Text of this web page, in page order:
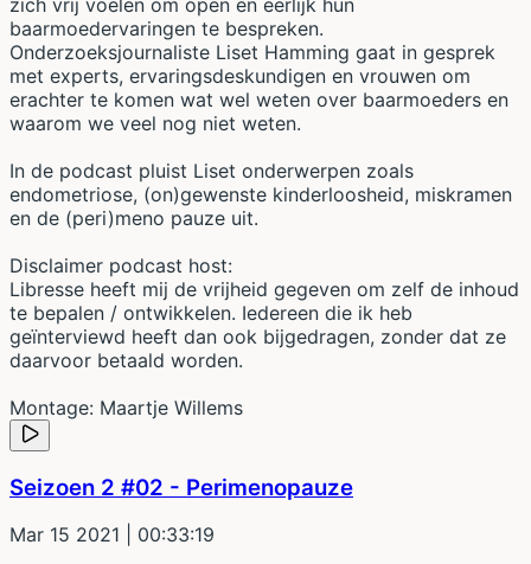
baarmoedervaringen te bespreken.
Onderzoeksjournaliste Liset Hamming gaat in gesprek
met experts, ervaringsdeskundigen en vrouwen om
erachter te komen wat wel weten over baarmoeders en
waarom we veel nog niet weten.
In de podcast pluist Liset onderwerpen zoals
endometriose, (on)gewenste kinderloosheid, miskramen
en de (peri)meno pauze uit.
Disclaimer podcast host:
Libresse heeft mij de vrijheid gegeven om zelf de inhoud
te bepalen / ontwikkelen. Iedereen die ik heb
geïnterviewd heeft dan ook bijgedragen, zonder dat ze
daarvoor betaald worden.
Montage: Maartje Willems
Seizoen 2 #02 - Perimenopauze
Mar 15 2021 | 00:33:19